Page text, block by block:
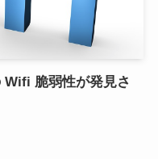
Wifi 脆弱性が発見さ